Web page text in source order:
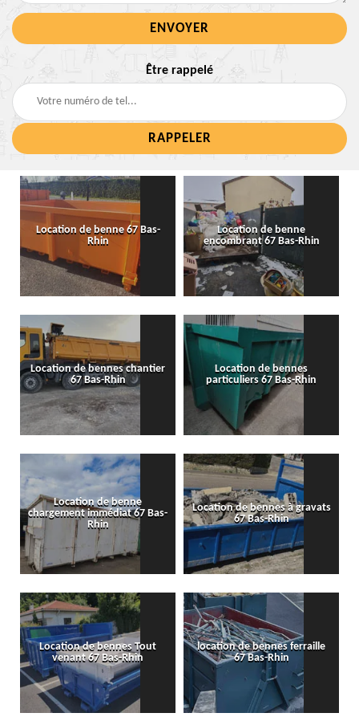
Être rappelé
Location de benne 67 Bas-
Rhin
Location de benne
encombrant 67 Bas-Rhin
Location de bennes chantier
67 Bas-Rhin
Location de bennes
particuliers 67 Bas-Rhin
Location de benne
chargement immédiat 67 Bas-
Rhin
Location de bennes à gravats
67 Bas-Rhin
Location de bennes Tout
venant 67 Bas-Rhin
location de bennes ferraille
67 Bas-Rhin